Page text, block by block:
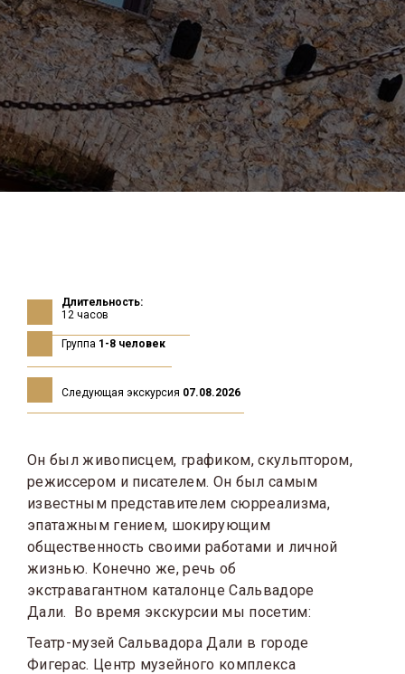
Длительность:
12 часов
Группа 1-8 человек
Следующая экскурсия 07.08.2026
Он был живописцем, графиком, скульптором,
режиссером и писателем. Он был самым
известным представителем сюрреализма,
эпатажным гением, шокирующим
общественность своими работами и личной
жизнью. Конечно же, речь об
экстравагантном каталонце Сальвадоре
Дали. Во время экскурсии мы посетим:
Театр-музей Сальвадора Дали в городе
Фигерас. Центр музейного комплекса